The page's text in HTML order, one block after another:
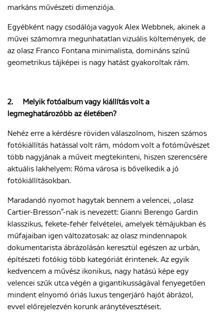
markáns művészeti dimenziója.
Egyébként nagy csodálója vagyok Alex Webbnek, akinek a
művei számomra megunhatatlan vizuális költemények, de
az olasz Franco Fontana minimalista, domináns színű
geometrikus tájképei is nagy hatást gyakoroltak rám.
2.
Melyik fotóalbum vagy kiállítás volt a
legmeghatározóbb az életében?
Nehéz erre a kérdésre röviden válaszolnom, hiszen számos
fotókiállítás hatással volt rám, módom volt a fotóművészet
több nagyjának a műveit megtekinteni, hiszen szerencsére
aktuális lakhelyem: Róma városa is bővelkedik a jó
fotókiállításokban.
Maradandó nyomot hagytak bennem a velencei, „olasz
Cartier-Bresson”-nak is nevezett: Gianni Berengo Gardin
klasszikus, fekete-fehér felvételei, amelyek témájukban és
műfajaiban igen változatosak: az olasz mindennapok
dokumentarista ábrázolásán keresztül egészen az urbán,
építészeti fotókig több kategóriát érintenek. Az egyik
kedvencem a művész ikonikus, nagy hatású képe egy
velencei szűk utca végén a gigantikusságával fenyegetően
mindent elnyomó óriás luxus tengerjáró hajót ábrázol,
evvel előrejelezvén korunk aránytévesztéseit.